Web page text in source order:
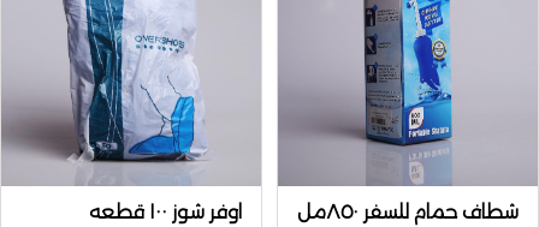
شطاف حمام للسفر ٨٥٠مل
اوفر شوز ١٠٠ قطعه